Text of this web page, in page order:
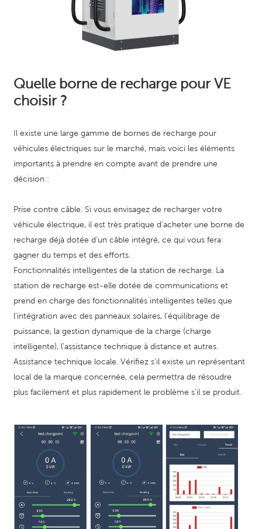
Quelle borne de recharge pour VE
choisir ?
Il existe une large gamme de bornes de recharge pour
véhicules électriques sur le marché, mais voici les éléments
importants à prendre en compte avant de prendre une
décision :
Prise contre câble. Si vous envisagez de recharger votre
véhicule électrique, il est très pratique d'acheter une borne de
recharge déjà dotée d'un câble intégré, ce qui vous fera
gagner du temps et des efforts.
Fonctionnalités intelligentes de la station de recharge. La
station de recharge est-elle dotée de communications et
prend en charge des fonctionnalités intelligentes telles que
l'intégration avec des panneaux solaires, l'équilibrage de
puissance, la gestion dynamique de la charge (charge
intelligente), l'assistance technique à distance et autres.
Assistance technique locale. Vérifiez s'il existe un représentant
local de la marque concernée, cela permettra de résoudre
plus facilement et plus rapidement le problème s'il se produit.